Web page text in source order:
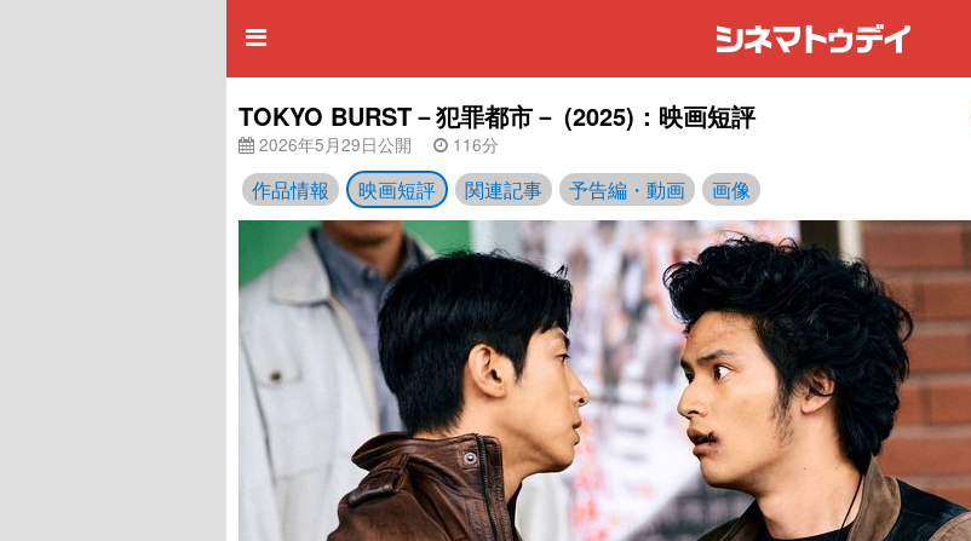
TOKYO BURST－犯罪都市－ (2025)：映画短評
2026年5月29日公開 116分
作品情報 映画短評 関連記事 予告編・動画 画像